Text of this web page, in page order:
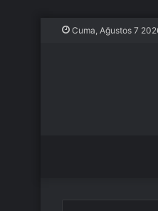
Cuma, Ağustos 7